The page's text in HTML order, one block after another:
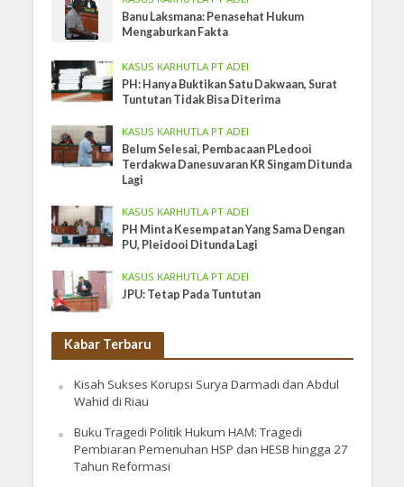
Banu Laksmana: Penasehat Hukum
Mengaburkan Fakta
KASUS KARHUTLA PT ADEI
PH: Hanya Buktikan Satu Dakwaan, Surat
Tuntutan Tidak Bisa Diterima
KASUS KARHUTLA PT ADEI
Belum Selesai, Pembacaan PLedooi
Terdakwa Danesuvaran KR Singam Ditunda
Lagi
KASUS KARHUTLA PT ADEI
PH Minta Kesempatan Yang Sama Dengan
PU, Pleidooi Ditunda Lagi
KASUS KARHUTLA PT ADEI
JPU: Tetap Pada Tuntutan
Kabar Terbaru
Kisah Sukses Korupsi Surya Darmadi dan Abdul
Wahid di Riau
Buku Tragedi Politik Hukum HAM: Tragedi
Pembiaran Pemenuhan HSP dan HESB hingga 27
Tahun Reformasi